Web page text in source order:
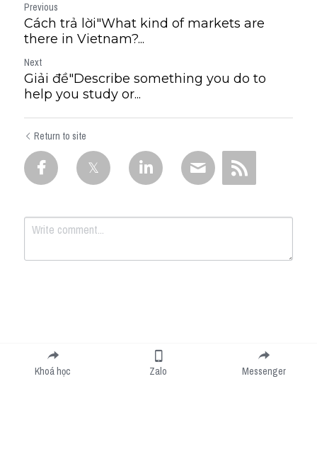
Previous
Cách trả lời"What kind of markets are
there in Vietnam?...
Next
Giải đề"Describe something you do to
help you study or...
Return to site
Submit
Khoá học Zalo Messenger